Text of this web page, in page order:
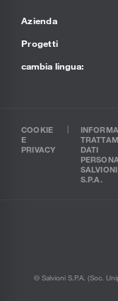
Azienda
Progetti
cambia lingua:
COOKIE
E
PRIVACY
DATI
SALVIONI
S.P.A.
© Salvioni S.P.A. (soc.